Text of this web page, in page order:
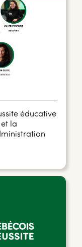
éducative
la